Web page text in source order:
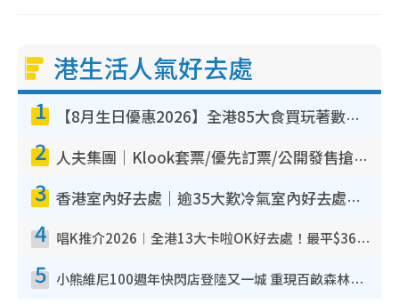
港生活人氣好去處
1 【8月生日優惠2026】全港85大食買玩著數攻略 自助餐/火鍋放題同行免費＋誠品/DONKI送現金券
2 人夫集團｜Klook套票/優先訂票/公開發售搶飛攻略！附票價.購票連結.場地座位表
3 香港室內好去處｜逾35大歎冷氣室內好去處推介 室內活動免費避雨無懼落雨
4 唱K推介2026︱全港13大卡啦OK好去處！最平$36起 日文K都有！(附地址+收費詳情)
5 小熊維尼100週年快閃店登陸又一城 重現百畝森林經典場景／獨家限定盲盒登場／專屬DIY香水